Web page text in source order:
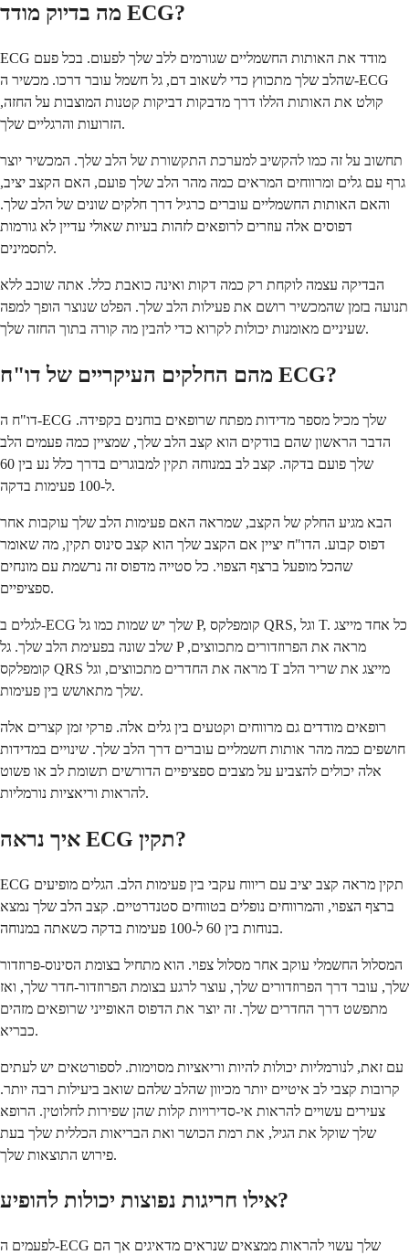
מה בדיוק מודד ECG?
ECG מודד את האותות החשמליים שגורמים ללב שלך לפעום. בכל פעם
שהלב שלך מתכווץ כדי לשאוב דם, גל חשמל עובר דרכו. מכשיר ה-ECG
קולט את האותות הללו דרך מדבקות דביקות קטנות המוצבות על החזה,
הזרועות והרגליים שלך.
תחשוב על זה כמו להקשיב למערכת התקשורת של הלב שלך. המכשיר יוצר
גרף עם גלים ומרווחים המראים כמה מהר הלב שלך פועם, האם הקצב יציב,
והאם האותות החשמליים עוברים כרגיל דרך חלקים שונים של הלב שלך.
דפוסים אלה עוזרים לרופאים לזהות בעיות שאולי עדיין לא גורמות
לתסמינים.
הבדיקה עצמה לוקחת רק כמה דקות ואינה כואבת כלל. אתה שוכב ללא
תנועה בזמן שהמכשיר רושם את פעילות הלב שלך. הפלט שנוצר הופך למפה
שעיניים מאומנות יכולות לקרוא כדי להבין מה קורה בתוך החזה שלך.
מהם החלקים העיקריים של דו"ח ECG?
דו"ח ה-ECG שלך מכיל מספר מדידות מפתח שרופאים בוחנים בקפידה.
הדבר הראשון שהם בודקים הוא קצב הלב שלך, שמציין כמה פעמים הלב
שלך פועם בדקה. קצב לב במנוחה תקין למבוגרים בדרך כלל נע בין 60
ל-100 פעימות בדקה.
הבא מגיע החלק של הקצב, שמראה האם פעימות הלב שלך עוקבות אחר
דפוס קבוע. הדו"ח יציין אם הקצב שלך הוא קצב סינוס תקין, מה שאומר
שהכל מופעל ברצף הצפוי. כל סטייה מדפוס זה נרשמת עם מונחים
ספציפיים.
לגלים ב-ECG שלך יש שמות כמו גל P, קומפלקס QRS, וגל T. כל אחד מייצג
שלב שונה בפעימת הלב שלך. גל P מראה את הפרוזדורים מתכווצים,
קומפלקס QRS מראה את החדרים מתכווצים, וגל T מייצג את שריר הלב
שלך מתאושש בין פעימות.
רופאים מודדים גם מרווחים וקטעים בין גלים אלה. פרקי זמן קצרים אלה
חושפים כמה מהר אותות חשמליים עוברים דרך הלב שלך. שינויים במדידות
אלה יכולים להצביע על מצבים ספציפיים הדורשים תשומת לב או פשוט
להראות וריאציות נורמליות.
איך נראה ECG תקין?
ECG תקין מראה קצב יציב עם ריווח עקבי בין פעימות הלב. הגלים מופיעים
ברצף הצפוי, והמרווחים נופלים בטווחים סטנדרטיים. קצב הלב שלך נמצא
בנוחות בין 60 ל-100 פעימות בדקה כשאתה במנוחה.
המסלול החשמלי עוקב אחר מסלול צפוי. הוא מתחיל בצומת הסינוס-פרוזדור
שלך, עובר דרך הפרוזדורים שלך, עוצר לרגע בצומת הפרוזדור-חדר שלך, ואז
מתפשט דרך החדרים שלך. זה יוצר את הדפוס האופייני שרופאים מזהים
כבריא.
עם זאת, לנורמליות יכולות להיות וריאציות מסוימות. לספורטאים יש לעתים
קרובות קצבי לב איטיים יותר מכיוון שהלב שלהם שואב ביעילות רבה יותר.
צעירים עשויים להראות אי-סדירויות קלות שהן שפירות לחלוטין. הרופא
שלך שוקל את הגיל, את רמת הכושר ואת הבריאות הכללית שלך בעת
פירוש התוצאות שלך.
אילו חריגות נפוצות יכולות להופיע?
לפעמים ה-ECG שלך עשוי להראות ממצאים שנראים מדאיגים אך הם